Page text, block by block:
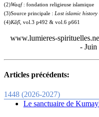
(2)Waqf: fondation religieuse islamique
(3)Source principale : Lost islamic history
(4)Kâfî, vol.3 p492 & vol.6 p661
www.lumieres-
- Juin
Articles précédents:
1448 (2026-2027)
Le sanctuaire de